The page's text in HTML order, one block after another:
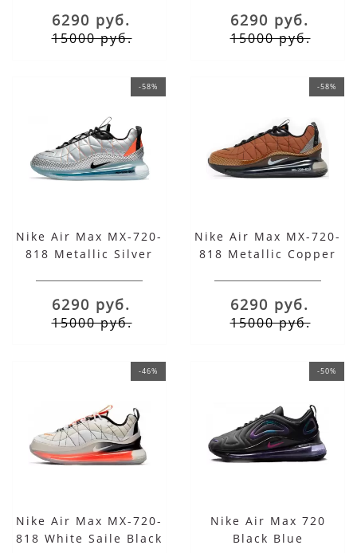
6290 руб.
15000 руб.
6290 руб.
15000 руб.
-58%
Nike Air Max MX-720-
818 Metallic Silver
6290 руб.
15000 руб.
-58%
Nike Air Max MX-720-
818 Metallic Copper
6290 руб.
15000 руб.
-46%
Nike Air Max MX-720-
818 White Saile Black
-50%
Nike Air Max 720
Black Blue